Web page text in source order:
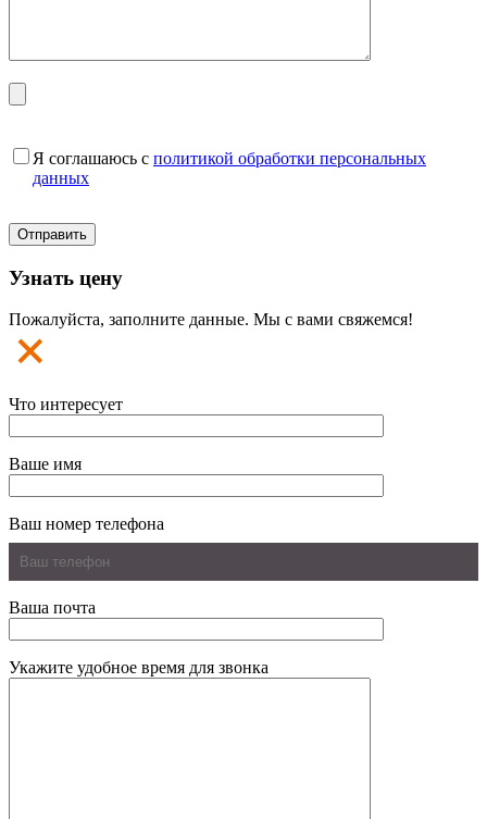
Я соглашаюсь с политикой обработки персональных
данных
Узнать цену
Пожалуйста, заполните данные. Мы с вами свяжемся!
Что интересует
Ваше имя
Ваш номер телефона
Ваша почта
Укажите удобное время для звонка